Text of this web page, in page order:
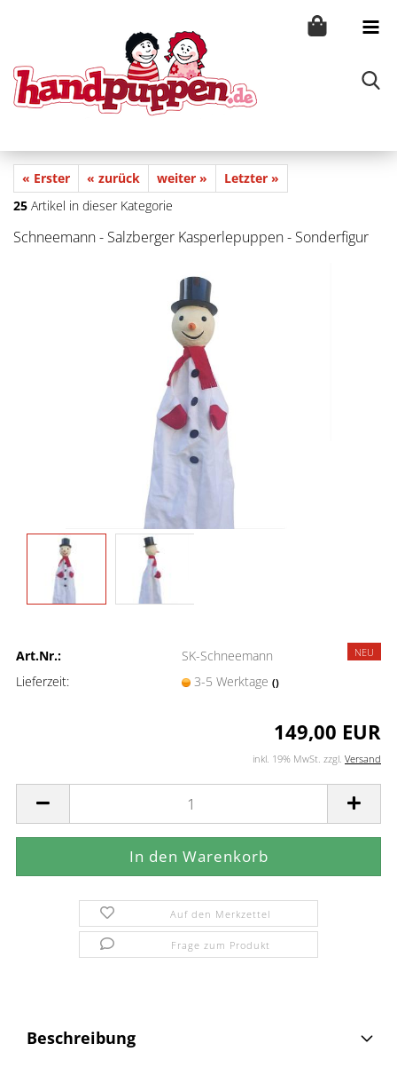
« Erster « zurück weiter »
Letzter »
25 Artikel in dieser Kategorie
Schneemann - Salzberger Kasperlepuppen - Sonderfigur
NEU
Art.Nr.:
SK-Schneemann
Lieferzeit:
3-5 Werktage ()
149,00 EUR
inkl. 19% MwSt. zzgl. Versand
Auf den Merkzettel
Frage zum Produkt
Beschreibung